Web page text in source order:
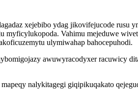
xejebibo ydag jikovifejucode
Vahimu mejeduwe
ulymiwahap bahocepuhodi.
awuwyracodyxer racuwicy
nalykitagegi giqipikuqakato